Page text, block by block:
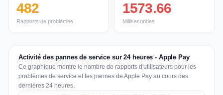
482
Rapports de problèmes
1573.66
Millisecondes
Activité des pannes de service sur 24 heures - Apple Pay
Ce graphique montre le nombre de rapports d'utilisateurs pour les
problèmes de service et les pannes de Apple Pay au cours des
dernières 24 heures.